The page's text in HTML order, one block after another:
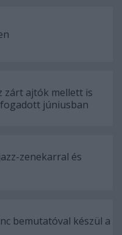
zárt ajtók mellett is
júniusban
zenekarral és
bemutatóval készül a